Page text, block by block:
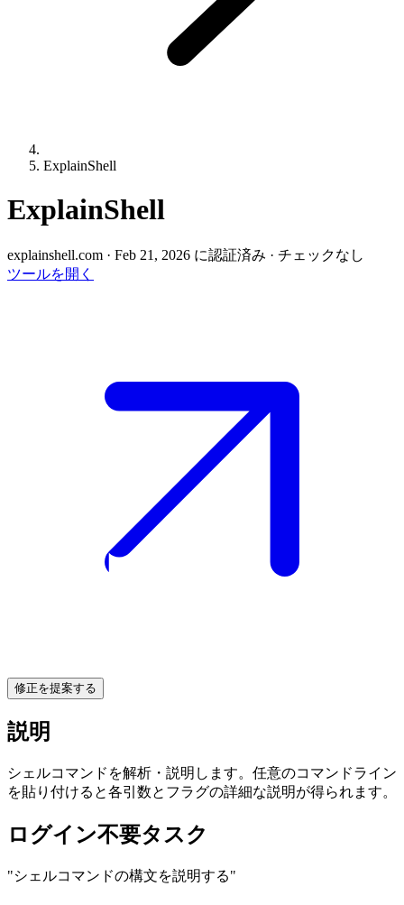
ExplainShell
ExplainShell
explainshell.com · Feb 21, 2026 に認証済み · チェックなし
ツールを開く
修正を提案する
説明
シェルコマンドを解析・説明します。任意のコマンドライン
を貼り付けると各引数とフラグの詳細な説明が得られます。
ログイン不要タスク
"シェルコマンドの構文を説明する"